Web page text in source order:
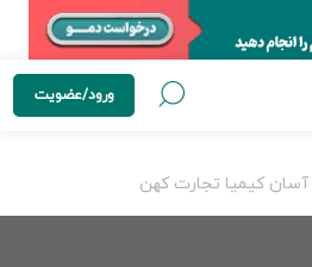
ورود/عضویت
آسان كيميا تجارت كهن